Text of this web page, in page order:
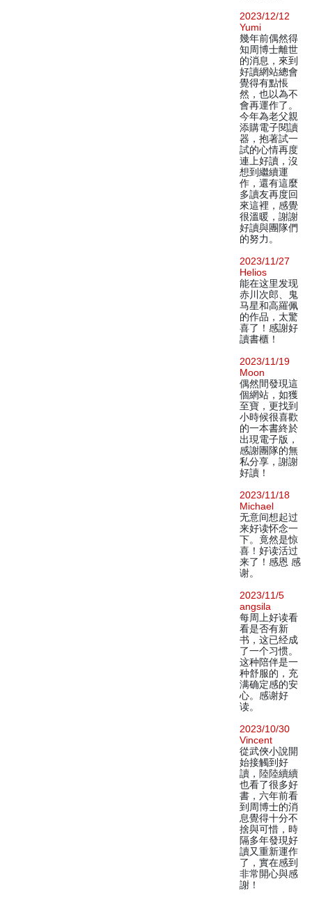
2023/12/12
Yumi
幾年前偶然得
知周博士離世
的消息，來到
好讀網站總會
覺得有點悵
然，也以為不
會再運作了。
今年為老父親
添購電子閱讀
器，抱著試一
試的心情再度
連上好讀，沒
想到繼續運
作，還有這麼
多讀友再度回
來這裡，感覺
很溫暖，謝謝
好讀與團隊們
的努力。
2023/11/27
Helios
能在这里发现
赤川次郎、鬼
马星和高羅佩
的作品，太驚
喜了！感謝好
讀書櫃！
2023/11/19
Moon
偶然間發現這
個網站，如獲
至寶，更找到
小時候很喜歡
的一本書終於
出現電子版，
感謝團隊的無
私分享，謝謝
好讀！
2023/11/18
Michael
无意间想起过
来好读怀念一
下。竟然是惊
喜！好读活过
来了！感恩 感
谢。
2023/11/5
angsila
每周上好读看
看是否有新
书，这已经成
了一个习惯。
这种陪伴是一
种舒服的，充
满确定感的安
心。感谢好
读。
2023/10/30
Vincent
從武俠小說開
始接觸到好
讀，陸陸續續
也看了很多好
書，六年前看
到周博士的消
息覺得十分不
捨與可惜，時
隔多年發現好
讀又重新運作
了，實在感到
非常開心與感
謝！